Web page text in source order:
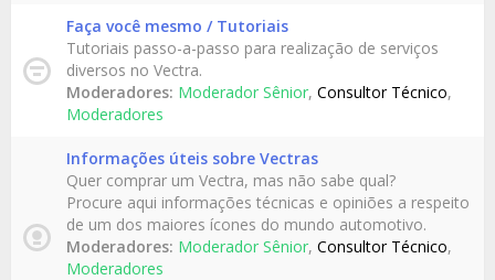
Faça você mesmo / Tutoriais
Tutoriais passo-a-passo para realização de serviços
diversos no Vectra.
Moderadores: Moderador Sênior, Consultor Técnico,
Moderadores
Informações úteis sobre Vectras
Quer comprar um Vectra, mas não sabe qual?
Procure aqui informações técnicas e opiniões a respeito
de um dos maiores ícones do mundo automotivo.
Moderadores: Moderador Sênior, Consultor Técnico,
Moderadores